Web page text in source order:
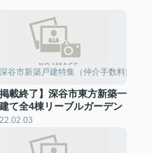
）
深谷市新築戸建特集（仲介手数料無料）
掲載終了】深谷市東方新築一
て全4棟リーブルガーデン